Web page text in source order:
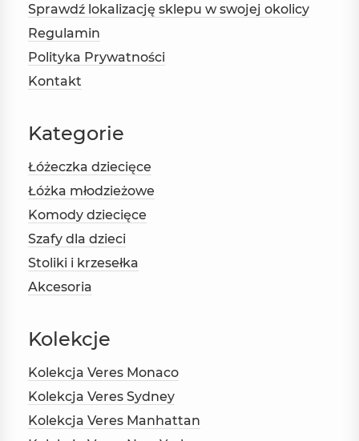
Sprawdź lokalizację sklepu w swojej okolicy
Regulamin
Polityka Prywatności
Kontakt
Kategorie
Łóżeczka dziecięce
Łóżka młodzieżowe
Komody dziecięce
Szafy dla dzieci
Stoliki i krzesełka
Akcesoria
Kolekcje
Kolekcja Veres Monaco
Kolekcja Veres Sydney
Kolekcja Veres Manhattan